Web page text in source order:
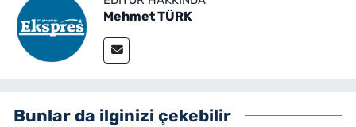
Mehmet TÜRK
Bunlar da ilginizi çekebilir